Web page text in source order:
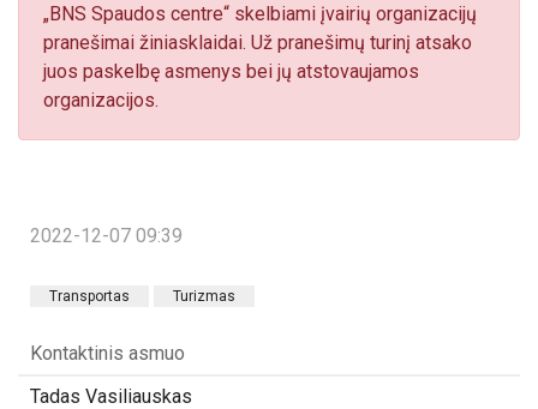
„BNS Spaudos centre“ skelbiami įvairių organizacijų
pranešimai žiniasklaidai. Už pranešimų turinį atsako
juos paskelbę asmenys bei jų atstovaujamos
organizacijos.
2022-12-07 09:39
Transportas Turizmas
Kontaktinis asmuo
Tadas Vasiliauskas